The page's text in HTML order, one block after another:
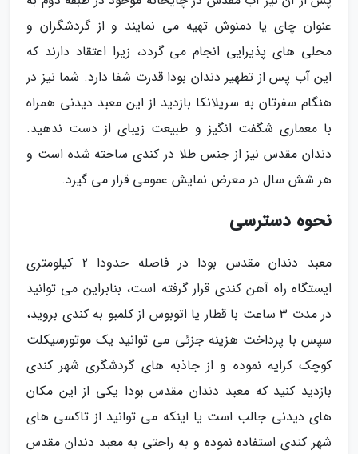
عنوان چای یا دمنوش تهیه می نمایند و از گردشگران و
محلی های پذیرایی انجام می گردد، زیرا اعتقاد دارند که
این آب پس از تطهیر دندان بودا قدرت شفا دارد. شما نیز در
هنگام سفرتان به سریلانکا بازدید از این معبد دیدنی همراه
با معماری شگفت انگیز و طبیعت زیبای از دست ندهید.
دندان مقدس نیز از جنس طلا در کندی ساخته شده است و
هر شش سال در معرض نمایش عمومی قرار می گیرد.
نحوه دسترسی
معبد دندان مقدس بودا در فاصله حدودا 2 کیلومتری
ایستگاه راه آهن کندی قرار گرفته است، بنابراین می توانید
در مدت 3 ساعت با قطار یا اتوبوس از کلمبو به کندی بروید،
سپس با پرداخت هزینه جزئی می توانید یک موتورسیکلت
کوچک کرایه نموده و از جاذبه های گردشگری شهر کندی
بازدید کنید که معبد دندان مقدس بودا یکی از این مکان
های دیدنی جالب است یا اینکه می توانید از تاکسی های
شهر کندی استفاده نموده و به راحتی به معبد دندان مقدس